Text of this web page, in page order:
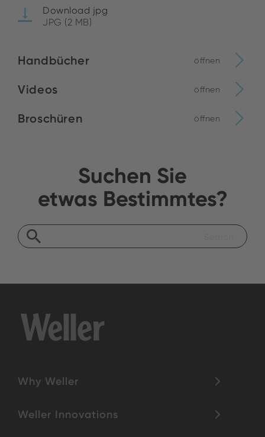
Download jpg
JPG (2 MB)
Handbücher öffnen
Videos öffnen
Broschüren öffnen
Suchen Sie
etwas Bestimmtes?
Why Weller
Weller Innovations